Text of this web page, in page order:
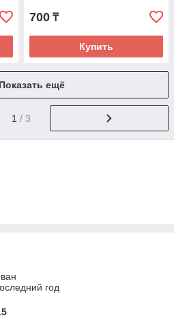
700 ₸
Купить
Показать ещё
1 / 3
год